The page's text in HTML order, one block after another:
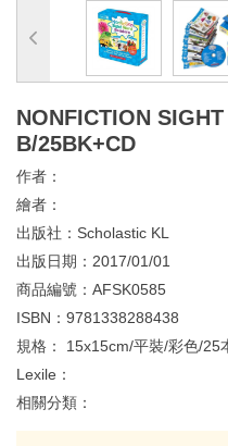
NONFICTION
B/25BK+CD
作者：
繪者：
出版社： Scholastic KL
出版日期： 2017/01/01
商品編號： AFSK0585
ISBN： 9781338288438
規格： 15x15cm/平裝/彩色/25
Lexile：
相關分類：